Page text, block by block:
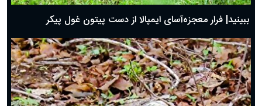
ببینید| فرار معجزه‌آسای ایمپالا از دست پیتون غول پیکر